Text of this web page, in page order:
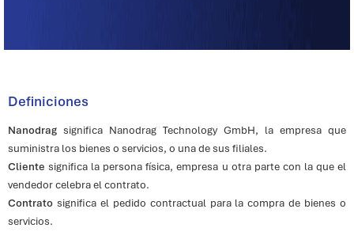
Definiciones
Nanodrag significa Nanodrag Technology GmbH, la empresa que
suministra los bienes o servicios, o una de sus filiales.
Cliente significa la persona física, empresa u otra parte con la que el
vendedor celebra el contrato.
Contrato significa el pedido contractual para la compra de bienes o
servicios.